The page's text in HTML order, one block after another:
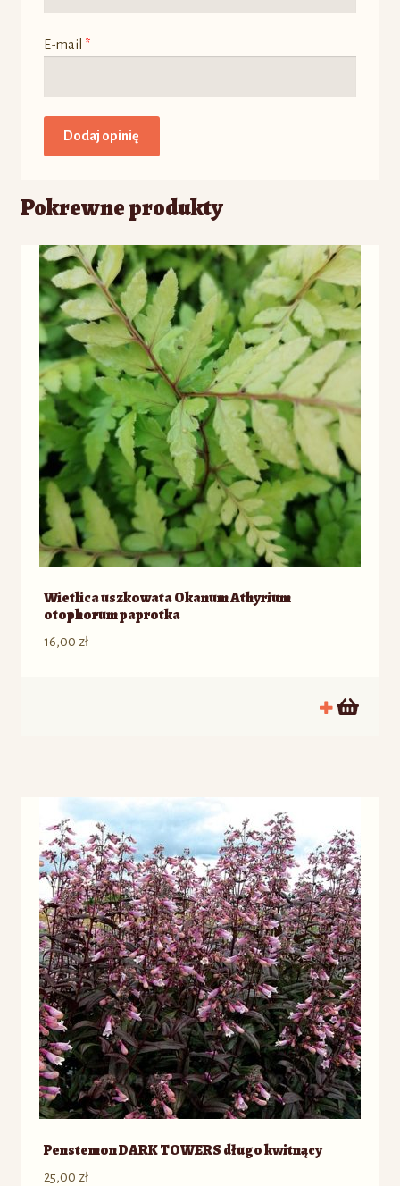
E-mail *
Pokrewne produkty
Wietlica uszkowata Okanum Athyrium
otophorum paprotka
16,00 zł
Penstemon DARK TOWERS długo kwitnący
25,00 zł